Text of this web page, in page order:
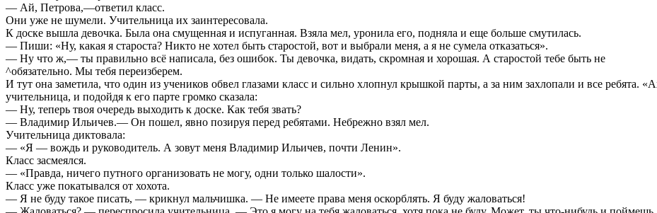
— Ай, Петрова,—ответил класс.
Они уже не шумели. Учительница их заинтересовала.
К доске вышла девочка. Была она смущенная и испуганная. Взяла мел, уронила его, подняла и еще больше смутилась.
— Пиши: «Ну, какая я староста? Никто не хотел быть старостой, вот и выбрали меня, а я не сумела отказаться».
— Ну что ж,— ты правильно всё написала, без ошибок. Ты девочка, видать, скромная и хорошая. А старостой тебе быть не
^обязательно. Мы тебя переизберем.
И тут она заметила, что один из учеников обвел глазами класс и сильно хлопнул крышкой парты, а за ним захлопали и все ребята.
учительница, и подойдя к его парте громко сказала:
— Ну, теперь твоя очередь выходить к доске. Как тебя звать?
— Владимир Ильичев.— Он пошел, явно позируя перед ребятами. Небрежно взял мел.
Учительница диктовала:
— «Я — вождь и руководитель. А зовут меня Владимир Ильичев, почти Ленин».
Класс засмеялся.
— «Правда, ничего путного организовать не могу, одни только шалости».
Класс уже покатывался от хохота.
— Я не буду такое писать, — крикнул мальчишка. — Не имеете права меня оскорблять. Я буду жаловаться!